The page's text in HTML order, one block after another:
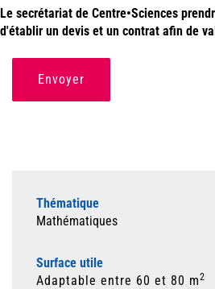
Le secrétariat de Centre•Sciences
d'établir un devis et un contrat afin de
Envoyer
Thématique
Mathématiques
Surface utile
Adaptable entre 60 et 80 m2